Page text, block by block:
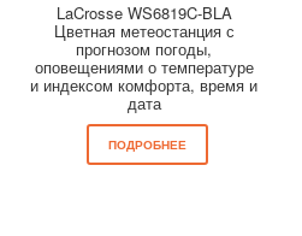
LaCrosse WS6819C-BLA
Цветная метеостанция с
прогнозом погоды,
оповещениями о температуре
и индексом комфорта, время и
дата
ПОДРОБНЕЕ